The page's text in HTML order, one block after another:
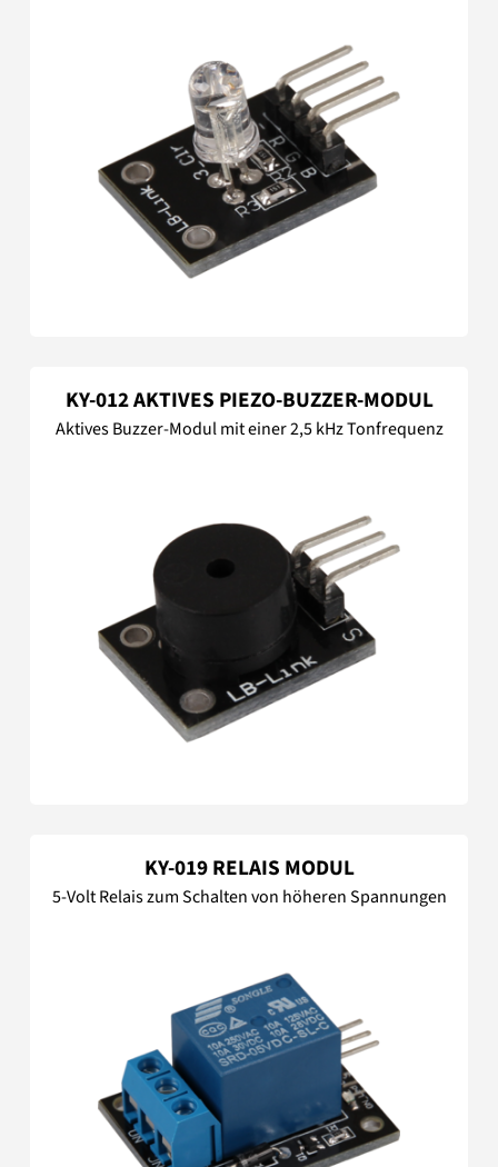
KY-012 AKTIVES PIEZO-BUZZER-MODUL
Aktives Buzzer-Modul mit einer 2,5 kHz Tonfrequenz
KY-019 RELAIS MODUL
5-Volt Relais zum Schalten von höheren Spannungen